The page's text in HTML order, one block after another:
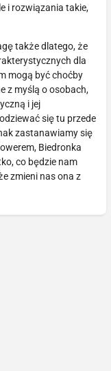
i rozwiązania takie,
także dlatego, że
dla
mogą być choćby
z myślą o osobach,
i jej
się tu przede
zastanawiamy się
Biedronka
co będzie nam
zmieni nas ona z